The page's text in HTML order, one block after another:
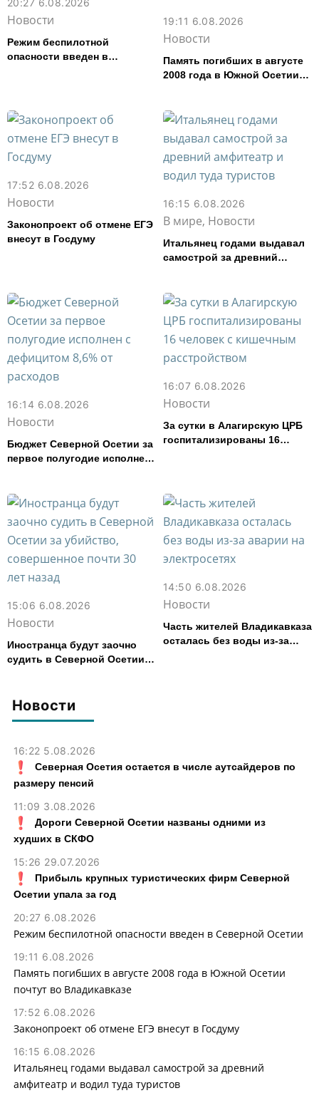
Новости
16:22 5.08.2026
Северная Осетия остается в числе аутсайдеров по
размеру пенсий
11:09 3.08.2026
Дороги Северной Осетии названы одними из
худших в СКФО
15:26 29.07.2026
Прибыль крупных туристических фирм Северной
Осетии упала за год
20:27 6.08.2026
Режим беспилотной опасности введен в Северной Осетии
19:11 6.08.2026
Память погибших в августе 2008 года в Южной Осетии
почтут во Владикавказе
17:52 6.08.2026
Законопроект об отмене ЕГЭ внесут в Госдуму
16:15 6.08.2026
Итальянец годами выдавал самострой за древний
амфитеатр и водил туда туристов
20:27 6.08.2026
Новости
Режим беспилотной
опасности введен в
19:11 6.08.2026
Новости
Память погибших в августе
2008 года в Южной Осетии
17:52 6.08.2026
Новости
Законопроект об отмене ЕГЭ
внесут в Госдуму
16:15 6.08.2026
В мире, Новости
Итальянец годами выдавал
самострой за древний
16:14 6.08.2026
Новости
Бюджет Северной Осетии за
первое полугодие исполнен
16:07 6.08.2026
Новости
За сутки в Алагирскую ЦРБ
госпитализированы 16
15:06 6.08.2026
Новости
Иностранца будут заочно
судить в Северной Осетии
14:50 6.08.2026
Новости
Часть жителей Владикавказа
осталась без воды из-за